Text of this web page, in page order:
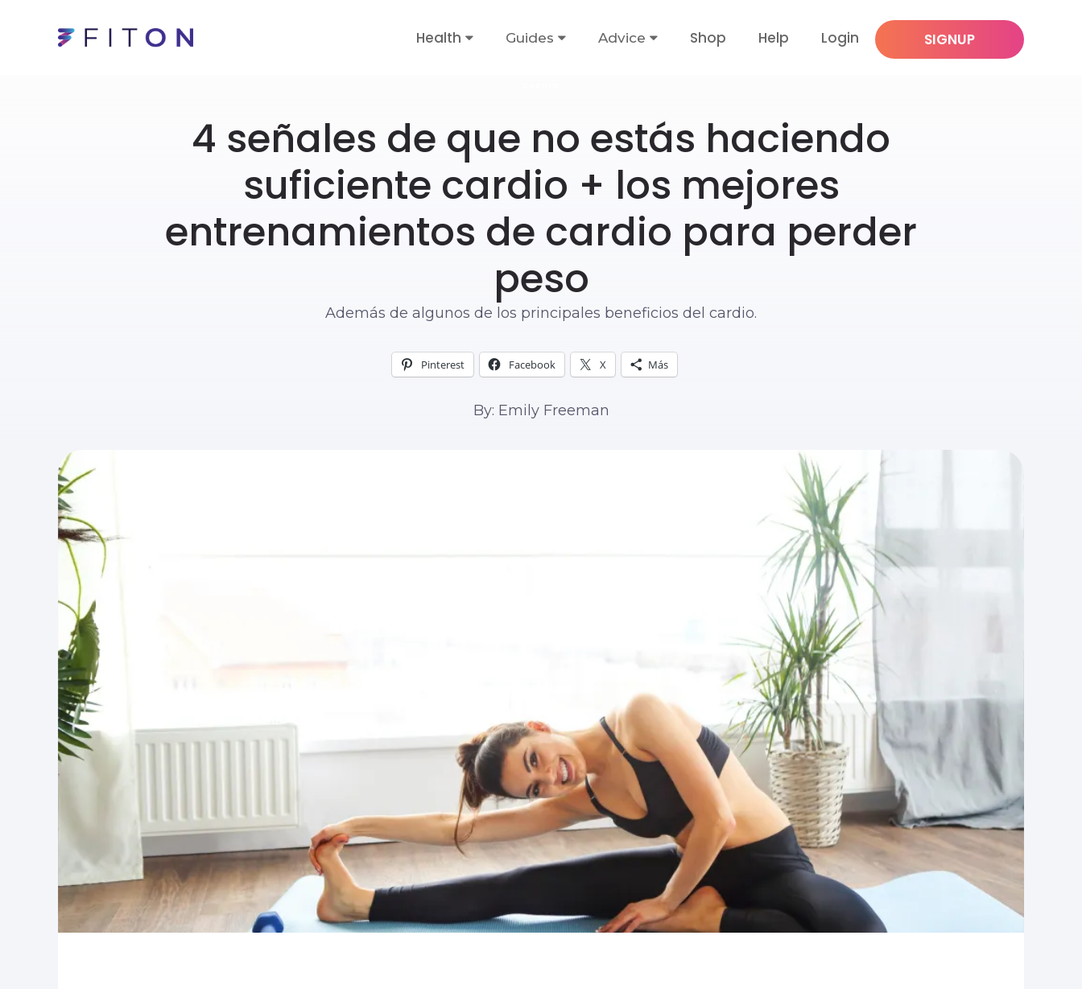
Health Guides Advice Shop Help Login SIGNUP
4 señales de que no estás haciendo
suficiente cardio + los mejores
entrenamientos de cardio para perder
peso
Además de algunos de los principales beneficios del cardio.
Pinterest Facebook X Más
By: Emily Freeman